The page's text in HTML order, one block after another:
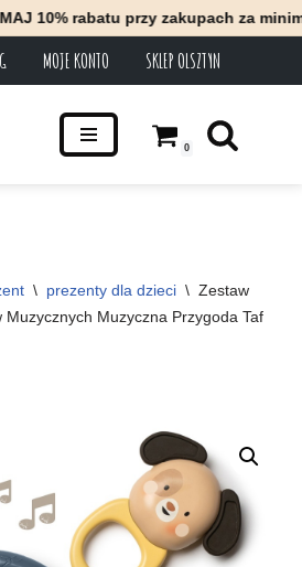
rabatu przy zakupach za minimum
MOJE KONTO SKLEP OLSZTYN
0
\ prezenty dla dzieci \ Zestaw
Muzyczna Przygoda Taf